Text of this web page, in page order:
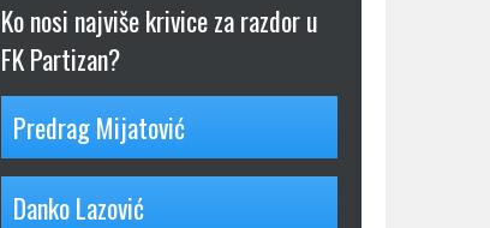
Ko nosi najviše krivice za razdor u
FK Partizan?
Predrag Mijatović
Danko Lazović